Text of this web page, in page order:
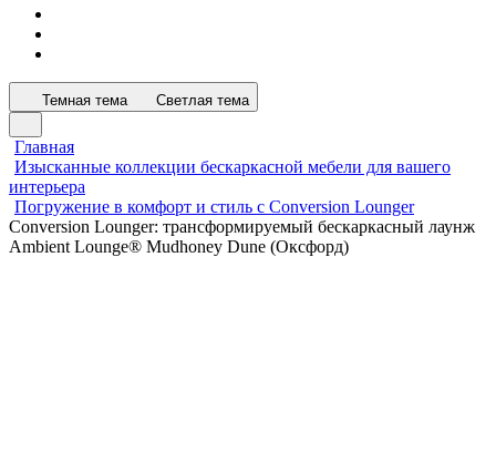
Темная тема Светлая тема
Главная
Изысканные коллекции бескаркасной мебели для вашего
интерьера
Погружение в комфорт и стиль с Conversion Lounger
Conversion Lounger: трансформируемый бескаркасный лаунж
Ambient Lounge® Mudhoney Dune (Оксфорд)